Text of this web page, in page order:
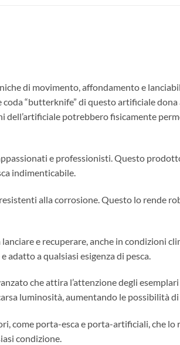
di movimento, affondamento e
“butterknife” di questo artificiale
dell’artificiale potrebbero fisicamente
e professionisti. Questo
indimenticabile.
alla corrosione. Questo lo rende
e recuperare, anche in condizioni
a qualsiasi esigenza di pesca.
che attira l’attenzione degli
luminosità, aumentando le possibilità
come porta-esca e porta-artificiali, che
condizione.